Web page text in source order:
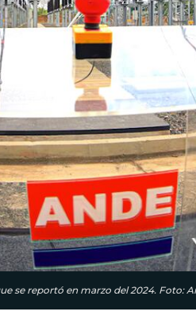
se reportó en marzo del 2024. Foto: